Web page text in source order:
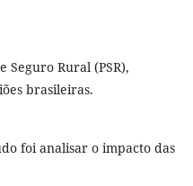
Seguro Rural (PSR),
brasileiras.
foi analisar o impacto das